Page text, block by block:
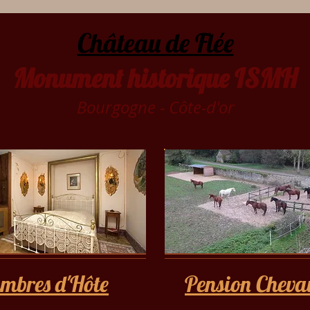
Château de Flée
Monument historique ISMH
Bourgogne - Côte-d'or
d'Hôte Pension